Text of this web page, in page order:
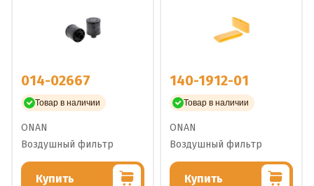
014-02667
Товар в наличии
ONAN
Воздушный фильтр
Купить
140-1912-01
Товар в наличии
ONAN
Воздушный фильтр
Купить